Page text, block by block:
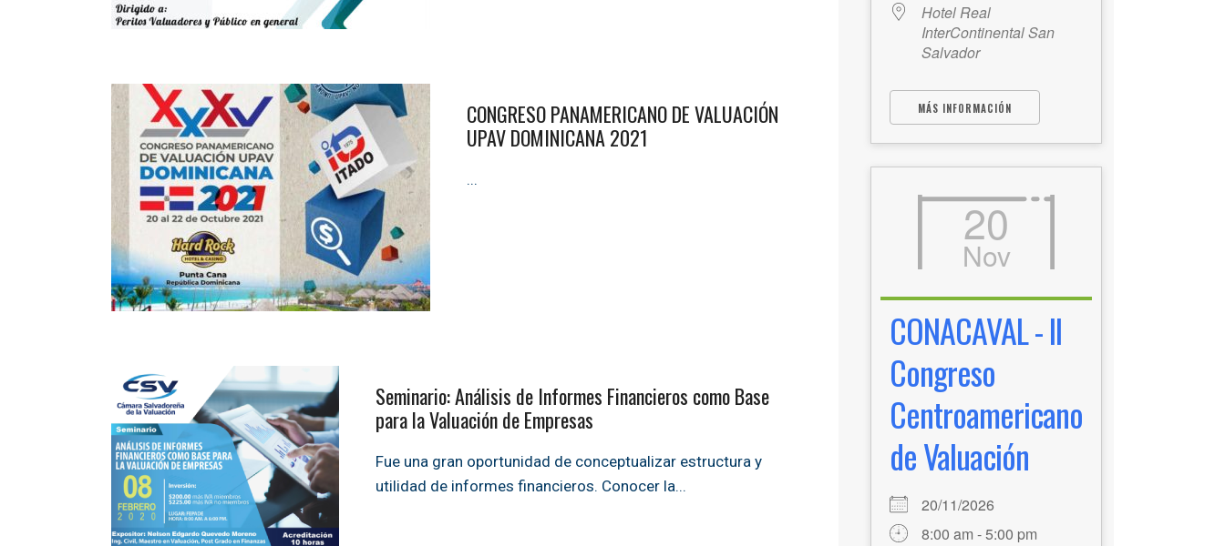
CONGRESO PANAMERICANO DE VALUACIÓN
UPAV DOMINICANA 2021
...
Seminario: Análisis de Informes Financieros como Base
para la Valuación de Empresas
Fue una gran oportunidad de conceptualizar estructura y
utilidad de informes financieros. Conocer la...
Hotel Real
InterContinental San
Salvador
MÁS INFORMACIÓN
20
Nov
CONACAVAL - II
Congreso
Centroamericano
de Valuación
20/11/2026
8:00 am - 5:00 pm